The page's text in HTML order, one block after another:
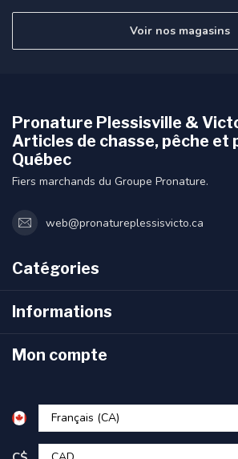
Voir nos magasins
Pronature Plessisville &
Articles de chasse, pêche et
Québec
Fiers marchands du Groupe Pronature.
web@pronatureplessisvicto.ca
Catégories
Informations
Mon compte